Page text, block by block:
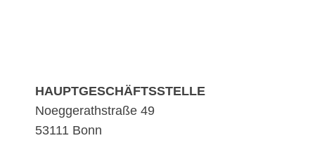
HAUPTGESCHÄFTSSTELLE
Noeggerathstraße 49
53111 Bonn